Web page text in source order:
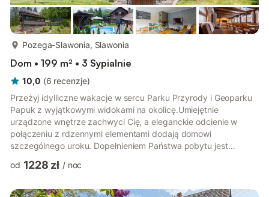
Pozega-Slawonia, Slawonia
Dom • 199 m² • 3 Sypialnie
10,0 (6 recenzje)
Przeżyj idylliczne wakacje w sercu Parku Przyrody i Geoparku
Papuk z wyjątkowymi widokami na okolicę.Umiejętnie
urządzone wnętrze zachwyci Cię, a eleganckie odcienie w
połączeniu z rdzennymi elementami dodają domowi
szczególnego uroku. Dopełnieniem Państwa pobytu jest
Rustykalna tawerna z dużym otwartym kominkiem jest
miłych wieczorów z rodziną i przyjaciółmi.Ogrzewany basen
od 1228 zł / noc